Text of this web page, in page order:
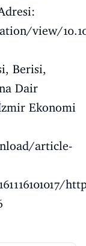
view/
Berisi,
Dair
Ekonomi
article-